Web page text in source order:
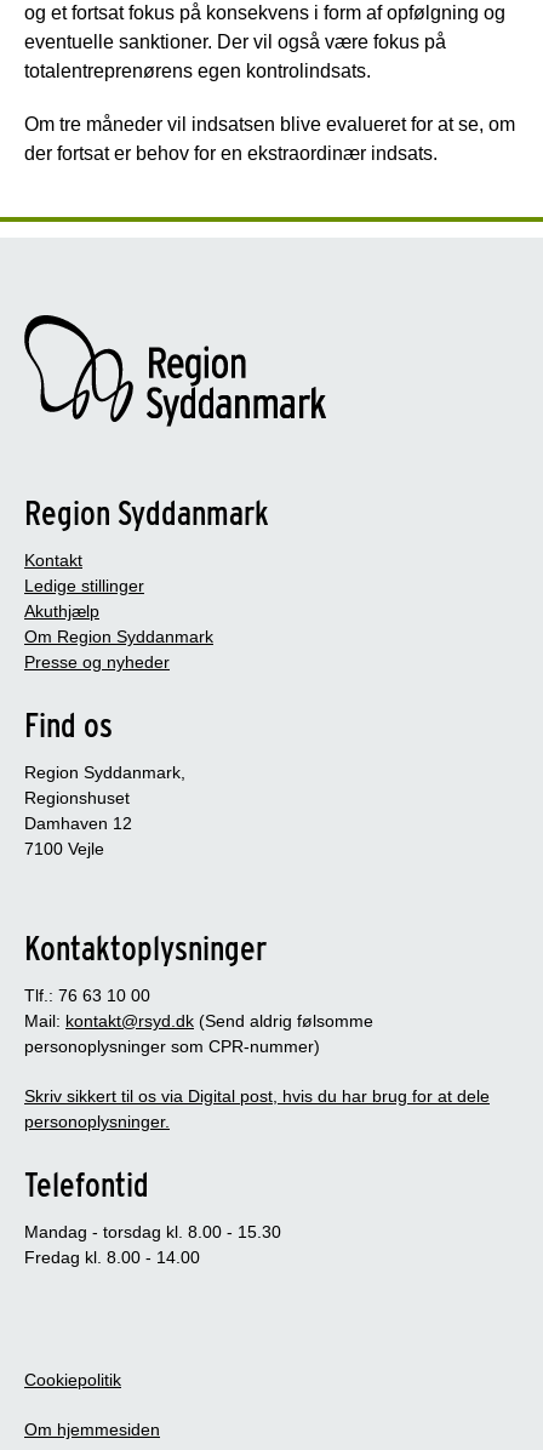
og et fortsat fokus på konsekvens i form af opfølgning og
eventuelle sanktioner. Der vil også være fokus på
totalentreprenørens egen kontrolindsats.
Om tre måneder vil indsatsen blive evalueret for at se, om
der fortsat er behov for en ekstraordinær indsats.
Region Syddanmark
Kontakt
Ledige stillinger
Akuthjælp
Om Region Syddanmark
Presse og nyheder
Find os
Region Syddanmark,
Regionshuset
Damhaven 12
7100 Vejle
Kontaktoplysninger
Tlf.: 76 63 10 00
Mail: kontakt@rsyd.dk (Send aldrig følsomme
personoplysninger som CPR-nummer)
Skriv sikkert til os via Digital post, hvis du har brug for at dele
personoplysninger.
Telefontid
Mandag - torsdag kl. 8.00 - 15.30
Fredag kl. 8.00 - 14.00
Cookiepolitik
Om hjemmesiden